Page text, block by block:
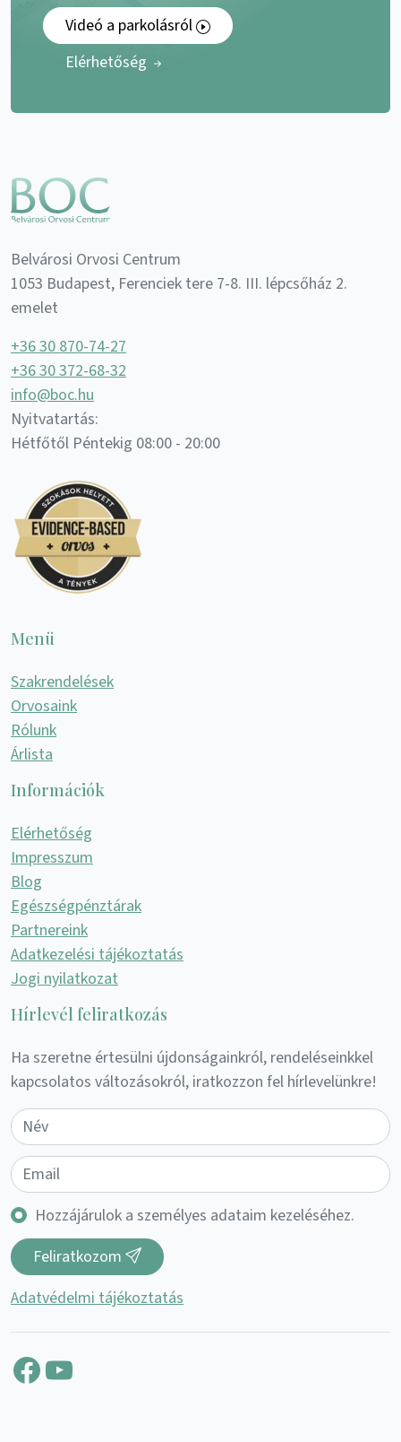
Videó a parkolásról
Elérhetőség
Belvárosi Orvosi Centrum
1053 Budapest, Ferenciek tere 7-8. III. lépcsőház 2.
emelet
+36 30 870-74-27
+36 30 372-68-32
info@boc.hu
Nyitvatartás:
Hétfőtől Péntekig 08:00 - 20:00
Menü
Szakrendelések
Orvosaink
Rólunk
Árlista
Információk
Elérhetőség
Impresszum
Blog
Egészségpénztárak
Partnereink
Adatkezelési tájékoztatás
Jogi nyilatkozat
Hírlevél feliratkozás
Ha szeretne értesülni újdonságainkról, rendeléseinkkel
kapcsolatos változásokról, iratkozzon fel hírlevelünkre!
Hozzájárulok a személyes adataim kezeléséhez.
Feliratkozom
Adatvédelmi tájékoztatás
Facebook
YouTube